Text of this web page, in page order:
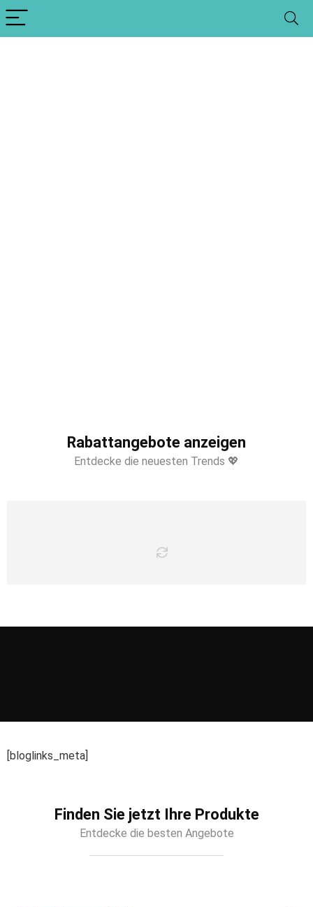
Rabattangebote anzeigen
Entdecke die neuesten Trends 💖
[bloglinks_meta]
Finden Sie jetzt Ihre Produkte
Entdecke die besten Angebote